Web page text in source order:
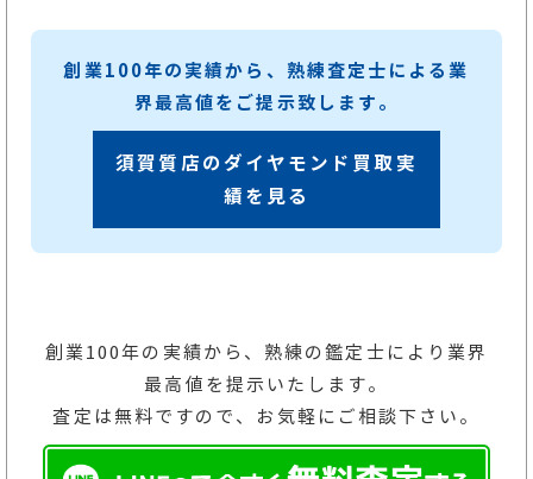
創業100年の実績から、熟練査定士による業
界最高値をご提示致します。
須賀質店のダイヤモンド買取実
績を見る
創業100年の実績から、熟練の鑑定士により業界
最高値を提示いたします。
査定は無料ですので、お気軽にご相談下さい。